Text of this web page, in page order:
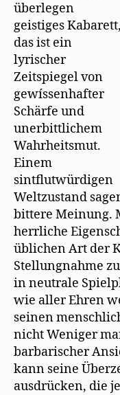
überlegen
geistiges Kabarett,
das ist ein
lyrischer
Zeitspiegel von
gewíssenhafter
Schärfe und
unerbittlichem
Wahrheitsmut.
Einem
sintflutwürdigen
Weltzustand
bittere Meinung.
herrliche
üblichen Art der
Stellungnahme
in neutrale
wie aller Ehren
seinen
nicht Weniger
barbarischer
kann seine
ausdrücken, die